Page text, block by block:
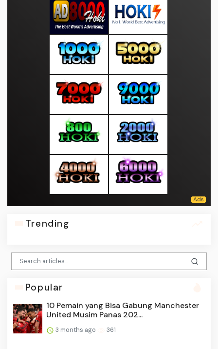
Trending
Popular
10 Pemain yang Bisa Gabung Manchester
United Musim Panas 202...
3 months ago 361